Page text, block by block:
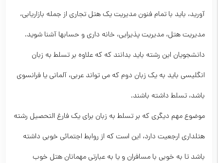
آورید، باید با تمام فنون مدیریت یک هتل تجاری از جمله بازاریابی،
مدیریت هتل، مدیریت پذیرایی، خانه داری و حسابها آشنا شوید.
دانشجویان این رشته باید بدانند که که علاوه بر تسلط به زبان
انگلیسی باید به یک زبان دوم که می تواند عربی، آلمانی یا فرانسوی
باشد، تسلط داشته باشند.
موضوع مهم دیگری که بر تسلط به زبان برای یک فارغ التحصیل رشته
هتلداری ارجعیت دارد، این است که از روابط اجتمائی خوبی داشته
باشد تا به خوبی با مسافران و یا به عبارتی مهمانان هتل خوب